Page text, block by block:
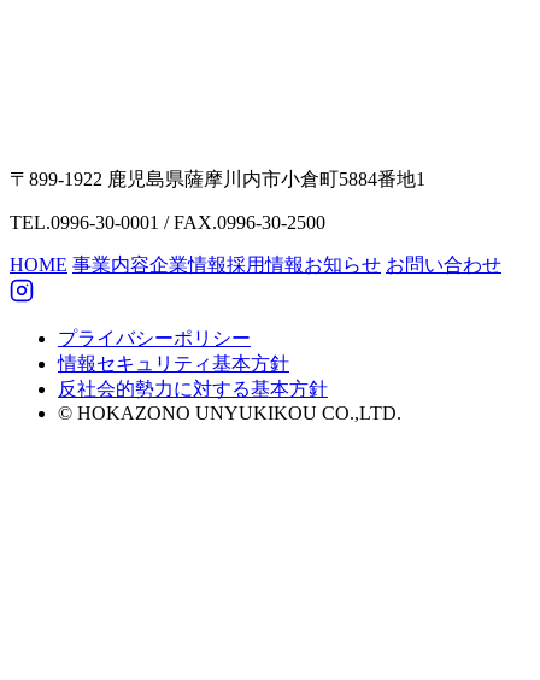
〒899-1922 鹿児島県薩摩川内市小倉町5884番地1
TEL.0996-30-0001 / FAX.0996-30-2500
HOME 事業内容企業情報採用情報お知らせ お問い合わせ
プライバシーポリシー
情報セキュリティ基本方針
反社会的勢力に対する基本方針
© HOKAZONO UNYUKIKOU CO.,LTD.